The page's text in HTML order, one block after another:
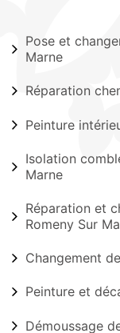
Pose et
Marne
Réparation
Peinture
Isolation
Marne
Réparation et
Romeny Sur
Changement
Peinture et
Démoussage